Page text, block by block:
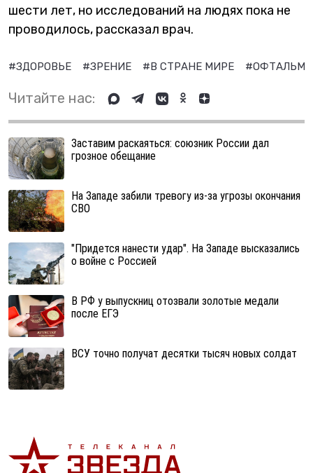
шести лет, но исследований на людях пока не
проводилось, рассказал врач.
#ЗДОРОВЬЕ #ЗРЕНИЕ #В СТРАНЕ МИРЕ
Читайте нас:
Заставим раскаяться: союзник России дал
грозное обещание
На Западе забили тревогу из-за угрозы окончания
СВО
"Придется нанести удар". На Западе высказались
о войне с Россией
В РФ у выпускниц отозвали золотые медали
после ЕГЭ
ВСУ точно получат десятки тысяч новых солдат